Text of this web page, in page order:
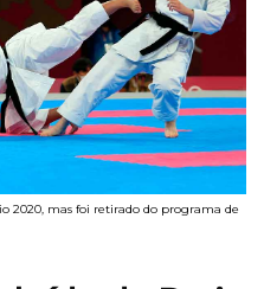
2020, mas foi retirado do programa de